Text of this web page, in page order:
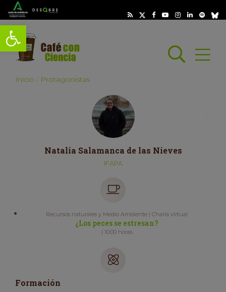
Abrir barra de herramientas
Abrir
Inicio Protagonistas
Natalia Salamanca de las Nieves
IFAPA
Recursos naturales y Medio Ambiente | Charla virtual
¿Los peces se estresan?
| 10:00 horas
Formación